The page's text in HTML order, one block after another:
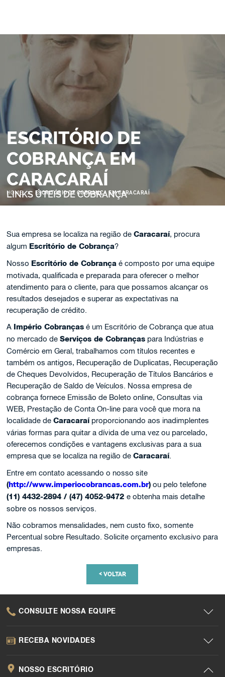
ESCRITÓRIO DE
COBRANÇA EM
CARACARAÍ
LINKS ÚTEIS DE COBRANÇA
HOME > ESCRITÓRIO DE COBRANÇA EM CARACARAÍ
Sua empresa se localiza na região deCaracaraí, procura
algum Escritório de Cobrança?
Nosso Escritório de Cobrança é composto por uma equipe
motivada, qualificada e preparada para oferecer o melhor
atendimento para o cliente, para que possamos alcançar os
resultados desejados e superar as expectativas na
recuperação de crédito.
A Império Cobranças é um Escritório de Cobrança que atua
no mercado deServiços de Cobranças para Indústrias e
Comércio em Geral, trabalhamos com títulos recentes e
também os antigos, Recuperação de Duplicatas, Recuperação
de Cheques Devolvidos, Recuperação de Títulos Bancários e
Recuperação de Saldo de Veículos. Nossa empresa de
cobrança fornece Emissão de Boleto online, Consultas via
WEB, Prestação de Conta On-line para você que mora na
localidade deCaracaraíproporcionando aos inadimplentes
várias formas para quitar a dívida de uma vez ou parcelado,
oferecemos condições e vantagens exclusivas para a sua
empresa que se localiza na região deCaracaraí.
Entre em contato acessando o nosso site
(http://www.imperiocobrancas.com.br) ou pelo telefone
(11) 4432-2894 / (47) 4052-9472e obtenha mais detalhe
sobre os nossos serviços.
Não cobramos mensalidades, nem custo fixo, somente
Percentual sobre Resultado. Solicite orçamento exclusivo para
empresas.
<VOLTAR
CONSULTE NOSSA EQUIPE
RECEBA NOVIDADES
NOSSO ESCRITÓRIO